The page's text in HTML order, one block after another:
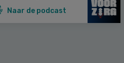
Naar de podcast